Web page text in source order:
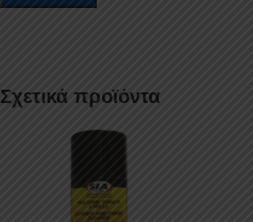
Σχετικά προϊόντα